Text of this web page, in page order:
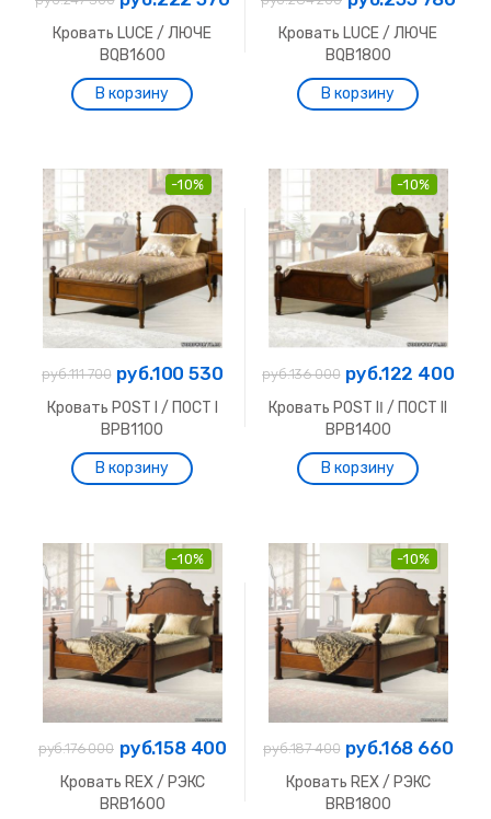
Кровать LUCE / ЛЮЧЕ
BQB1600
Кровать LUCE / ЛЮЧЕ
BQB1800
-10%
руб.111 700 руб.100 530
Кровать POST I / ПОСТ I
BPB1100
-10%
руб.136 000 руб.122 400
Кровать POST IΙ / ПОСТ II
BPB1400
-10%
руб.176 000 руб.158 400
Кровать REX / РЭКС
BRB1600
-10%
руб.187 400 руб.168 660
Кровать REX / РЭКС
BRB1800